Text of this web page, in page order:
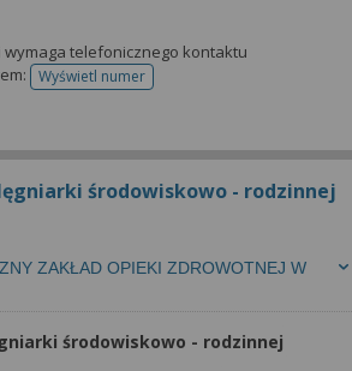
telefonicznego kontaktu
Wyświetl numertelefonu do rejestracji
środowiskowo - rodzinnej
ZAKŁAD OPIEKI ZDROWOTNEJ W
środowiskowo - rodzinnej